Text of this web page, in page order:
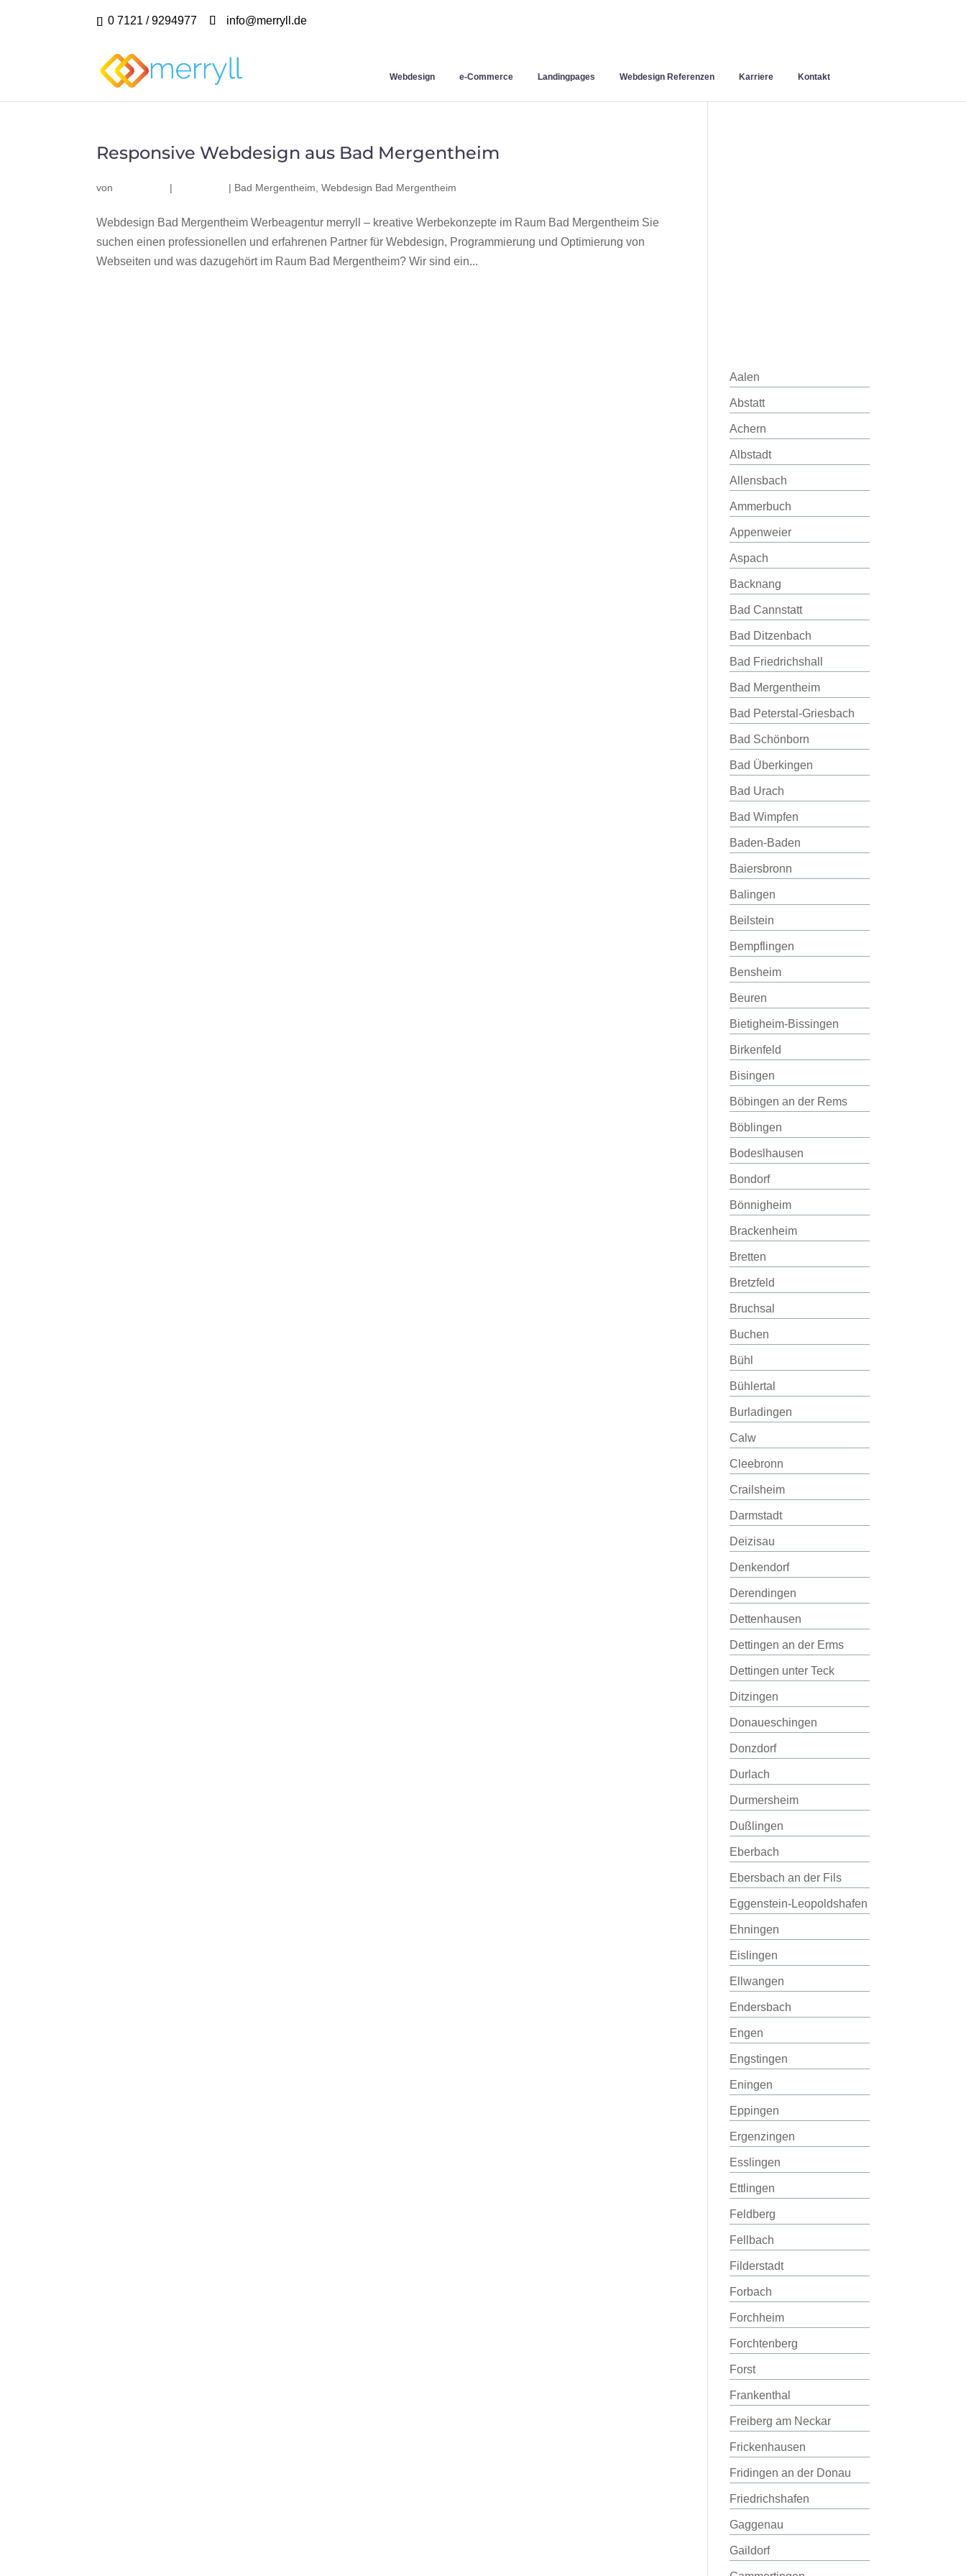
0 7121 / 9294977 info@merryll.de
Webdesign e-Commerce Landingpages Webdesign Referenzen Karriere Kontakt
Responsive Webdesign aus Bad Mergentheim
von | | Bad Mergentheim ,Webdesign Bad Mergentheim
Webdesign Bad Mergentheim Werbeagentur merryll – kreative Werbekonzepte im Raum Bad Mergentheim Sie
suchen einen professionellen und erfahrenen Partner für Webdesign, Programmierung und Optimierung von
Webseiten und was dazugehört im Raum Bad Mergentheim? Wir sind ein...
Aalen
Abstatt
Achern
Albstadt
Allensbach
Ammerbuch
Appenweier
Aspach
Backnang
Bad Cannstatt
Bad Ditzenbach
Bad Friedrichshall
Bad Mergentheim
Bad Peterstal-Griesbach
Bad Schönborn
Bad Überkingen
Bad Urach
Bad Wimpfen
Baden-Baden
Baiersbronn
Balingen
Beilstein
Bempflingen
Bensheim
Beuren
Bietigheim-Bissingen
Birkenfeld
Bisingen
Böbingen an der Rems
Böblingen
Bodeslhausen
Bondorf
Bönnigheim
Brackenheim
Bretten
Bretzfeld
Bruchsal
Buchen
Bühl
Bühlertal
Burladingen
Calw
Cleebronn
Crailsheim
Darmstadt
Deizisau
Denkendorf
Derendingen
Dettenhausen
Dettingen an der Erms
Dettingen unter Teck
Ditzingen
Donaueschingen
Donzdorf
Durlach
Durmersheim
Dußlingen
Eberbach
Ebersbach an der Fils
Eggenstein-Leopoldshafen
Ehningen
Eislingen
Ellwangen
Endersbach
Engen
Engstingen
Eningen
Eppingen
Ergenzingen
Esslingen
Ettlingen
Feldberg
Fellbach
Filderstadt
Forbach
Forchheim
Forchtenberg
Forst
Frankenthal
Freiberg am Neckar
Frickenhausen
Fridingen an der Donau
Friedrichshafen
Gaggenau
Gaildorf